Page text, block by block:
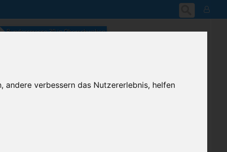
verbessern das Nutzererlebnis, helfen
Bundesstrasse 30 in Oberschwaben